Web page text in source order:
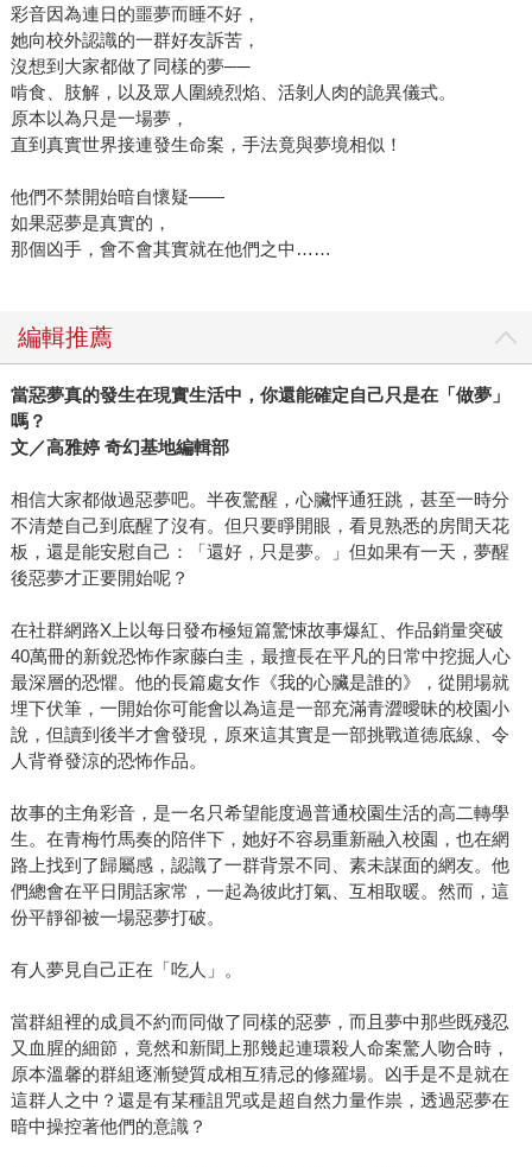
彩音因為連日的噩夢而睡不好，
她向校外認識的一群好友訴苦，
沒想到大家都做了同樣的夢──
啃食、肢解，以及眾人圍繞烈焰、活剝人肉的詭異儀式。
原本以為只是一場夢，
直到真實世界接連發生命案，手法竟與夢境相似！
他們不禁開始暗自懷疑——
如果惡夢是真實的，
那個凶手，會不會其實就在他們之中……
編輯推薦
當惡夢真的發生在現實生活中，你還能確定自己只是在「做夢」
嗎？
文／高雅婷 奇幻基地編輯部
相信大家都做過惡夢吧。半夜驚醒，心臟怦通狂跳，甚至一時分
不清楚自己到底醒了沒有。但只要睜開眼，看見熟悉的房間天花
板，還是能安慰自己：「還好，只是夢。」但如果有一天，夢醒
後惡夢才正要開始呢？
在社群網路X上以每日發布極短篇驚悚故事爆紅、作品銷量突破
40萬冊的新銳恐怖作家藤白圭，最擅長在平凡的日常中挖掘人心
最深層的恐懼。他的長篇處女作《我的心臟是誰的》，從開場就
埋下伏筆，一開始你可能會以為這是一部充滿青澀曖昧的校園小
說，但讀到後半才會發現，原來這其實是一部挑戰道德底線、令
人背脊發涼的恐怖作品。
故事的主角彩音，是一名只希望能度過普通校園生活的高二轉學
生。在青梅竹馬奏的陪伴下，她好不容易重新融入校園，也在網
路上找到了歸屬感，認識了一群背景不同、素未謀面的網友。他
們總會在平日閒話家常，一起為彼此打氣、互相取暖。然而，這
份平靜卻被一場惡夢打破。
有人夢見自己正在「吃人」。
當群組裡的成員不約而同做了同樣的惡夢，而且夢中那些既殘忍
又血腥的細節，竟然和新聞上那幾起連環殺人命案驚人吻合時，
原本溫馨的群組逐漸變質成相互猜忌的修羅場。凶手是不是就在
這群人之中？還是有某種詛咒或是超自然力量作祟，透過惡夢在
暗中操控著他們的意識？